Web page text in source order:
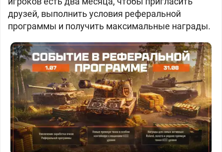
друзей, выполнить условия реферальной
программы и получить максимальные награды.